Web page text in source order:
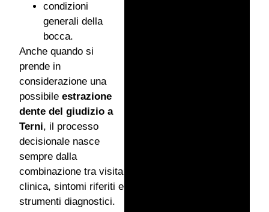
condizioni
generali della
bocca.
Anche quando si
prende in
considerazione una
possibile estrazione
dente del giudizio a
Terni, il processo
decisionale nasce
sempre dalla
combinazione tra visita
clinica, sintomi riferiti e
strumenti diagnostici.